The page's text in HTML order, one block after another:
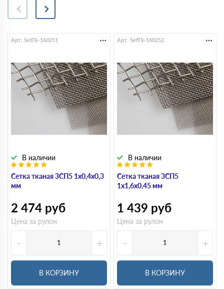
Сетка тканая 3СП5 1х0,4х0,3
мм
В наличии
Арт. SetTk-160251
2 474 руб
Цена за рулон
- +
В КОРЗИНУ
Сетка тканая 3СП5
1х1,6х0,45 мм
В наличии
Арт. SetTk-160252
1 439 руб
Цена за рулон
- +
В КОРЗИНУ